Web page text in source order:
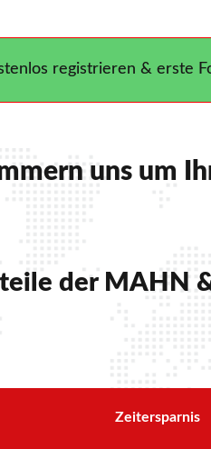
registrieren & erste
uns um
der MAHN
Zeitersparnis